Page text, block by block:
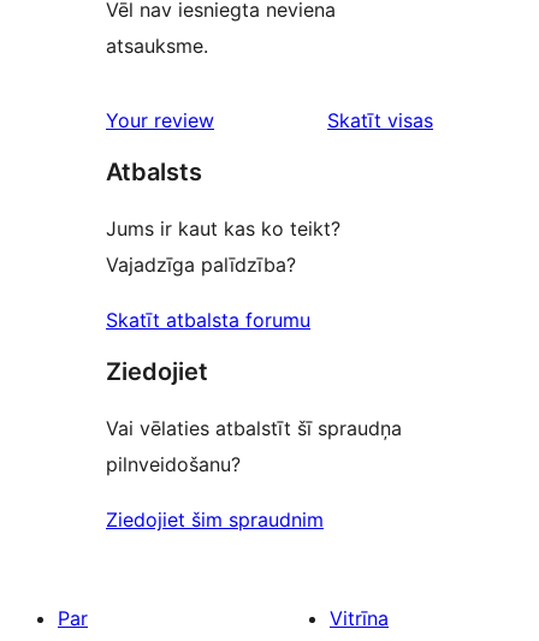
Vēl nav iesniegta neviena
atsauksme.
Your review Skatīt visasatsauksmes
Atbalsts
Jums ir kaut kas ko teikt?
Vajadzīga palīdzība?
Skatīt atbalsta forumu
Ziedojiet
Vai vēlaties atbalstīt šī spraudņa
pilnveidošanu?
Ziedojiet šim spraudnim
Par
Vitrīna